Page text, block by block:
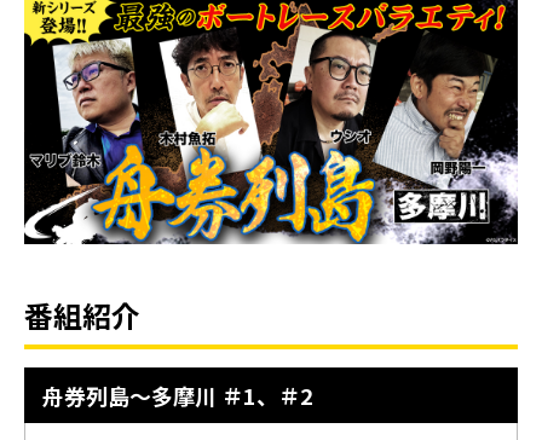
番組紹介
舟券列島～多摩川 ＃1、＃2